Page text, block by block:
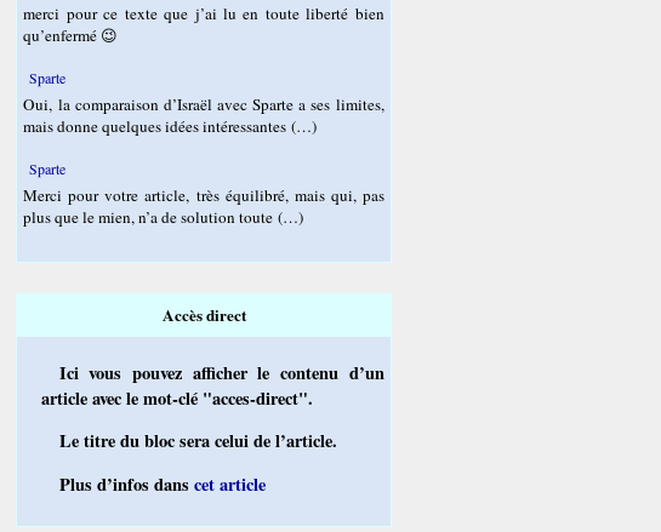
merci pour ce texte que j’ai lu en toute liberté bien
qu’enfermé 😉
Sparte
Oui, la comparaison d’Israël avec Sparte a ses limites,
mais donne quelques idées intéressantes (…)
Sparte
Merci pour votre article, très équilibré, mais qui, pas
plus que le mien, n’a de solution toute (…)
Accès direct
Ici vous pouvez afficher le contenu d’un
article avec le mot-clé "acces-direct".
Le titre du bloc sera celui de l’article.
Plus d’infos dans cet article